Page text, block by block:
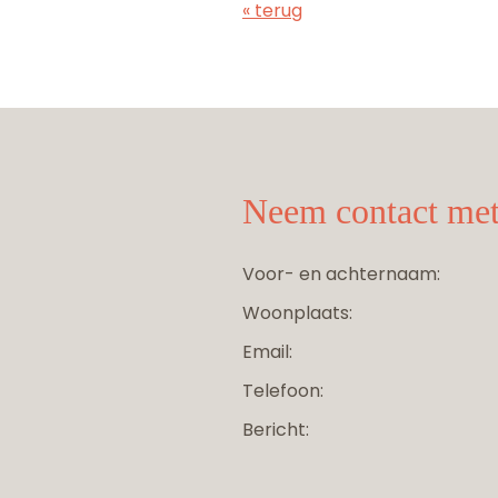
« terug
Neem contact
Voor- en achternaam:
Woonplaats:
Email:
Telefoon:
Bericht: